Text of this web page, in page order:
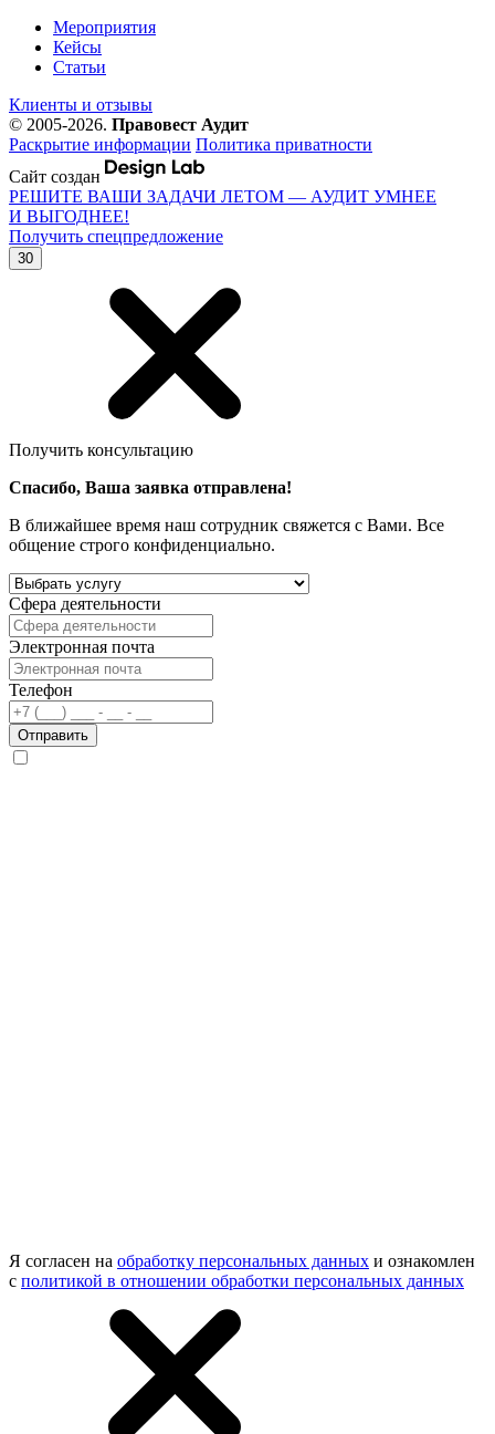
Мероприятия
Кейсы
Статьи
Клиенты и отзывы
© 2005-2026. Правовест Аудит
Раскрытие информации Политика приватности
Сайт создан
РЕШИТЕ ВАШИ ЗАДАЧИ ЛЕТОМ — АУДИТ УМНЕЕ
И ВЫГОДНЕЕ!
Получить спецпредложение
30
Получить консультацию
Спасибо, Ваша заявка отправлена!
В ближайшее время наш сотрудник свяжется с Вами. Все
общение строго конфиденциально.
Сфера деятельности
Электронная почта
Телефон
Отправить
Я согласен на обработку персональных данных и ознакомлен
с политикой в отношении обработки персональных данных